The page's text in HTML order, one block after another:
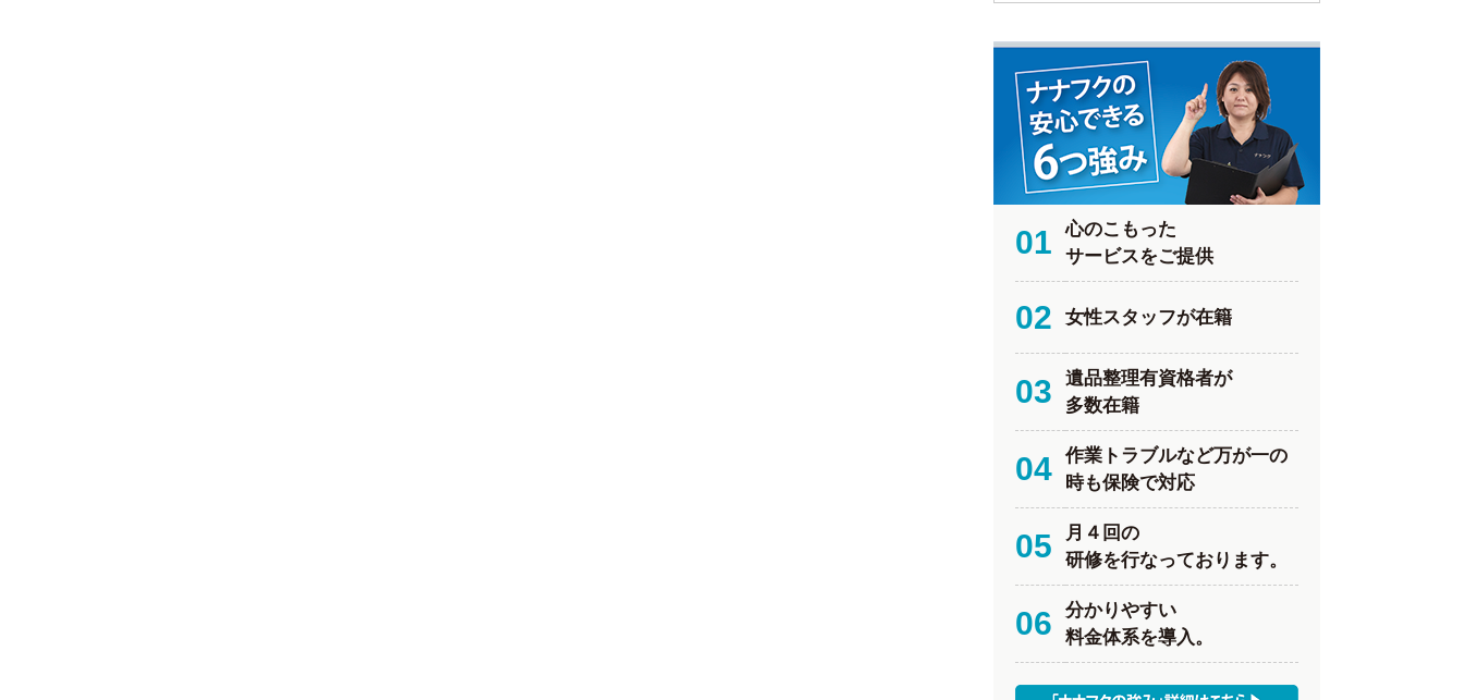
01
心のこもった
サービスをご提供
02 女性スタッフが在籍
03
遺品整理有資格者が
多数在籍
04
作業トラブルなど万が一の
時も保険で対応
05
月４回の
研修を行なっております。
06
分かりやすい
料金体系を導入。